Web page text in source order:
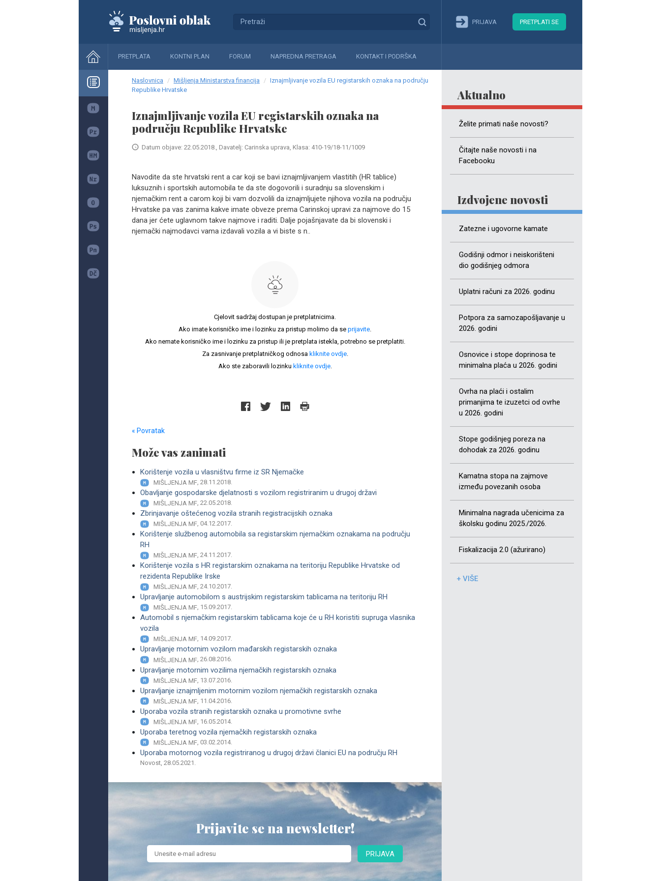
PRIJAVA PRETPLATI SE
PRETPLATA KONTNI PLAN FORUM NAPREDNA PRETRAGA KONTAKT I PODRŠKA
Aktualno
Želite primati naše novosti?
Čitajte naše novosti i na
Facebooku
Izdvojene novosti
Zatezne i ugovorne kamate
Godišnji odmor i neiskorišteni
dio godišnjeg odmora
Uplatni računi za 2026. godinu
Potpora za samozapošljavanje u
2026. godini
Osnovice i stope doprinosa te
minimalna plaća u 2026. godini
Ovrha na plaći i ostalim
primanjima te izuzetci od ovrhe
u 2026. godini
Stope godišnjeg poreza na
dohodak za 2026. godinu
Kamatna stopa na zajmove
između povezanih osoba
Minimalna nagrada učenicima za
školsku godinu 2025./2026.
Fiskalizacija 2.0 (ažurirano)
+ VIŠE
Naslovnica Mišljenja Ministarstva financija
Iznajmljivanje vozila EU registarskih oznaka na području
Republike Hrvatske
Iznajmljivanje vozila EU registarskih oznaka na
području Republike Hrvatske
Datum objave: 22.05.2018., Davatelj: Carinska uprava, Klasa: 410-19/18-11/1009
Navodite da ste hrvatski rent a car koji se bavi iznaj­mljivanjem vlastitih (HR tablice)
luksuznih i sportskih automobila te da ste dogovorili i suradnju sa slovenskim i
njemačkim rent a carom koji bi vam dozvolili da iznajmlju­jete njihova vozila na području
Hrvatske pa vas zanima kakve imate obveze prema Carinskoj upravi za najmove do 15
dana jer ćete uglavnom takve najmove i raditi. Dalje pojašnjavate da bi slovenski i
njemački najmodavci vama izdavali vozila a vi biste s n..
Cjelovit sadržaj dostupan je pretplatnicima.
Ako imate korisničko ime i lozinku za pristup molimo da se prijavite.
Ako nemate korisničko ime i lozinku za pristup ili je pretplata istekla, potrebno se pretplatiti.
Za zasnivanje pretplatničkog odnosa kliknite ovdje.
Ako ste zaboravili lozinku kliknite ovdje.
« Povratak
Može vas zanimati
Korištenje vozila u vlasništvu firme iz SR Njemačke
MIŠLJENJA MF, 28.11.2018.
Obavljanje gospodarske djelatnosti s vozilom registriranim u drugoj državi
MIŠLJENJA MF, 22.05.2018.
Zbrinjavanje oštećenog vozila stranih registracij­skih oznaka
MIŠLJENJA MF, 04.12.2017.
Korištenje službenog automobila sa regi­starskim njemačkim oznakama na području
RH
MIŠLJENJA MF, 24.11.2017.
Korištenje vozila s HR registarskim oznakama na teritoriju Republike Hrvatske od
rezidenta Republike Irske
MIŠLJENJA MF, 24.10.2017.
Upravljanje automobilom s austrijskim registarskim tablicama na teritoriju RH
MIŠLJENJA MF, 15.09.2017.
Automobil s njemačkim registarskim tablicama koje će u RH koristiti supruga vlasnika
vozila
MIŠLJENJA MF, 14.09.2017.
Upravljanje motornim vozilom mađarskih registarskih oznaka
MIŠLJENJA MF, 26.08.2016.
Upravljanje motornim vozilima njemačkih registarskih oznaka
MIŠLJENJA MF , 13.07.2016.
Upravljanje iznajmljenim motornim vozilom njemačkih registarskih oznaka
MIŠLJENJA MF , 11.04.2016.
Uporaba vozila stranih registarskih oznaka u promotivne svrhe
MIŠLJENJA MF , 16.05.2014.
Uporaba teretnog vozila njemačkih registarskih oznaka
MIŠLJENJA MF , 03.02.2014.
Uporaba motornog vozila registriranog u drugoj državi članici EU na području RH
Novost, 28.05.2021.
Prijavite se na newsletter!
PRIJAVA